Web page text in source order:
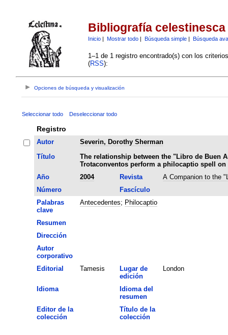
Bibliografía celestinesca
Inicio| Mostrar todo| Búsqueda simple| Búsqueda
1–1 de 1 registro encontrado(s) con los
(RSS):
Opciones de búsqueda y visualización
Seleccionar todo Deseleccionar todo
Registro
Autor
Severin, Dorothy Sherman
Título
The relationship between the "Libro de Buen
Trotaconventos perform a philocaptio spell on
Año
2004 Revista
A Companion to the
Número
Fascículo
Palabras
clave
Antecedentes; Philocaptio
Resumen
Dirección
Autor
corporativo
Editorial
Tamesis
Lugar de
edición
London
Idioma
Idioma del
resumen
Editor de la
colección
Título de la
colección